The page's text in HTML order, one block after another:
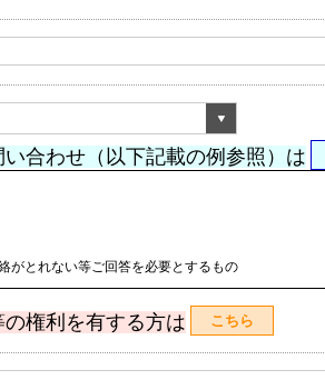
合わせ（以下記載の例参照）は
とれない等ご回答を必要とするもの
権利を有する方は こちら